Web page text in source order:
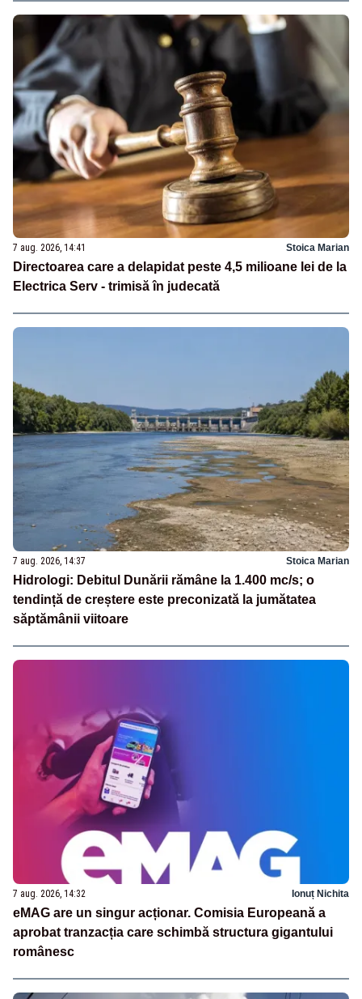
7 aug. 2026, 14:41 Stoica Marian
Directoarea care a delapidat peste 4,5 milioane lei de la
Electrica Serv - trimisă în judecată
7 aug. 2026, 14:37 Stoica Marian
Hidrologi: Debitul Dunării rămâne la 1.400 mc/s; o
tendință de creștere este preconizată la jumătatea
săptămânii viitoare
7 aug. 2026, 14:32 Ionuț Nichita
eMAG are un singur acționar. Comisia Europeană a
aprobat tranzacția care schimbă structura gigantului
românesc